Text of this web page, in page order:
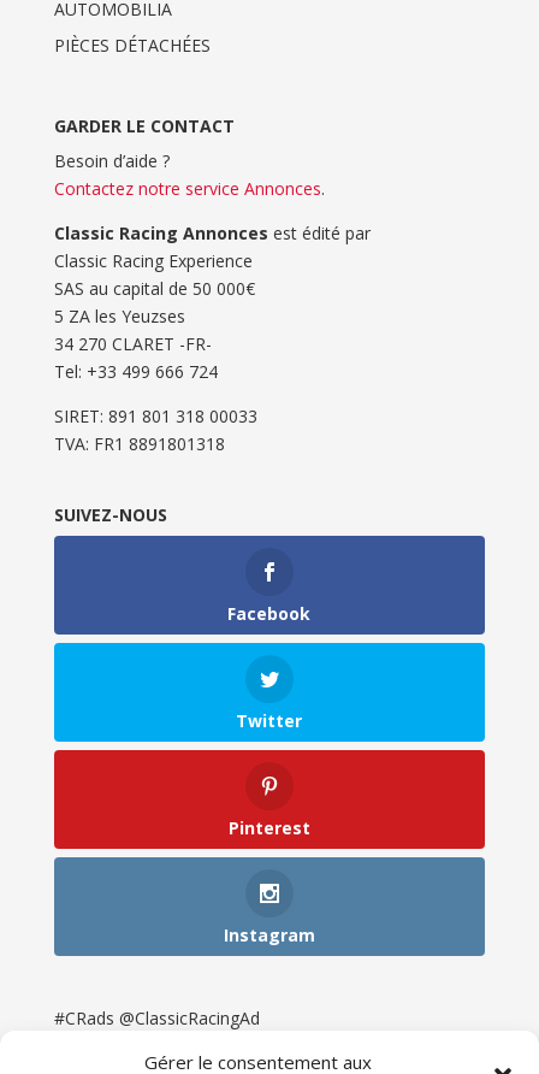
Gérer le consentement aux
AUTOMOBILIA
PIÈCES DÉTACHÉES
GARDER LE CONTACT
Besoin d’aide ?
Contactez notre service Annonces.
Classic Racing Annonces est édité par
Classic Racing Experience
SAS au capital de 50 000€
5 ZA les Yeuzses
34 270 CLARET -FR-
Tel: ‭+33 499 666 724‬
SIRET: 891 801 318 00033
TVA: FR1 8891801318
SUIVEZ-NOUS
Facebook
Twitter
Pinterest
Instagram
#CRads @ClassicRacingAd